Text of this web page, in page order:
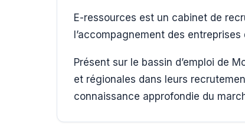
E-ressources est un cabinet de
l’accompagnement des
Présent sur le bassin d’emploi de
et régionales dans leurs
connaissance approfondie du